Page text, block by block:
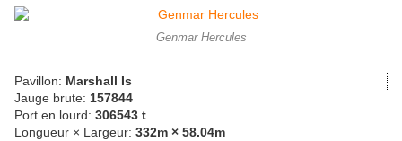
Genmar Hercules
Pavillon: Marshall Is
Jauge brute: 157844
Port en lourd: 306543 t
Longueur × Largeur: 332m × 58.04m